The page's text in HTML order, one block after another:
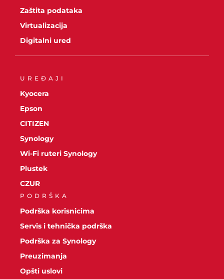
Zaštita podataka
Virtualizacija
Digitalni ured
UREĐAJI
Kyocera
Epson
CITIZEN
Synology
Wi-Fi ruteri Synology
Plustek
CZUR
PODRŠKA
Podrška korisnicima
Servis i tehnička podrška
Podrška za Synology
Preuzimanja
Opšti uslovi